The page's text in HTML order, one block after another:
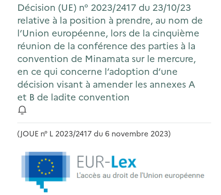
Décision (UE) n° 2023/2417 du 23/10/23
relative à la position à prendre, au nom de
l’Union européenne, lors de la cinquième
réunion de la conférence des parties à la
convention de Minamata sur le mercure,
en ce qui concerne l’adoption d’une
décision visant à amender les annexes A
et B de ladite convention
(JOUE n° L 2023/2417 du 6 novembre 2023)